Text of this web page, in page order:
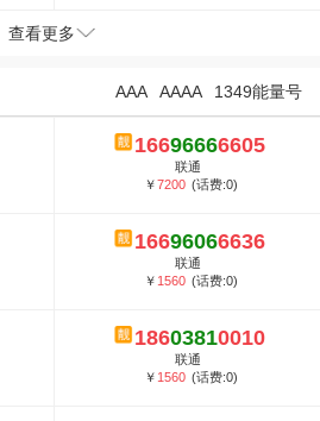
查看更多
1349能量号
AAAA
AAA
16696666605
联通
￥7200 (话费:0)
16696066636
联通
￥ 1560 (话费:0)
18603810010
联通
￥ 1560 (话费:0)